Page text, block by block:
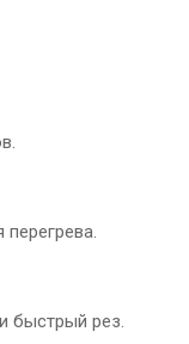
быстрый рез.